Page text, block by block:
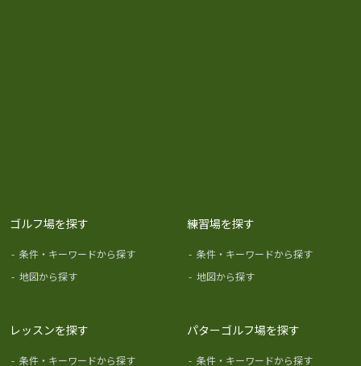
ゴルフ場を探す
- 条件・キーワードから探す
- 地図から探す
練習場を探す
- 条件・キーワードから探す
- 地図から探す
レッスンを探す
- 条件・キーワードから探す
パターゴルフ場を探す
- 条件・キーワードから探す